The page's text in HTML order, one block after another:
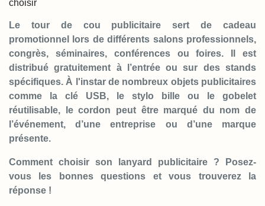
Le tour de cou publicitaire sert de cadeau
promotionnel lors de différents salons professionnels,
congrès, séminaires, conférences ou foires. Il est
distribué gratuitement à l’entrée ou sur des stands
spécifiques. À l'instar de nombreux objets publicitaires
comme la clé USB, le stylo bille ou le gobelet
réutilisable, le cordon peut être marqué du nom de
l’événement, d’une entreprise ou d’une marque
présente.
Comment choisir son lanyard publicitaire ? Posez-
vous les bonnes questions et vous trouverez la
réponse !